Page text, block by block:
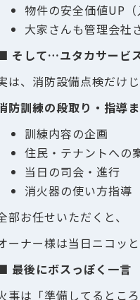
物件の安全価値UP（
大家さんも管理会社
そして…ユタカサービ
は、消防設備点検だけ
防訓練の段取り・指導
訓練内容の企画
住民・テナントへの
当日の司会・進行
消火器の使い方指導
部お任せいただくと、
ーナー様は当日ニコッ
最後にボスっぽく一言
事は「準備してるところ